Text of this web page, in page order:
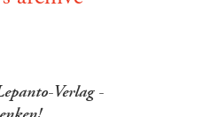
Verlag -